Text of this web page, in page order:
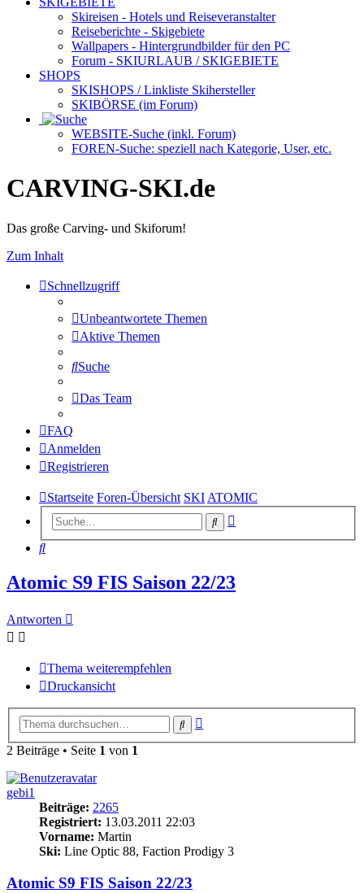
Skireisen - Hotels und Reiseveranstalter
Reiseberichte - Skigebiete
Wallpapers - Hintergrundbilder für den PC
Forum - SKIURLAUB / SKIGEBIETE
SHOPS
SKISHOPS / Linkliste Skihersteller
SKIBÖRSE (im Forum)
WEBSITE-Suche (inkl. Forum)
FOREN-Suche: speziell nach Kategorie, User, etc.
CARVING-SKI.de
Das große Carving- und Skiforum!
Zum Inhalt
Schnellzugriff
Unbeantwortete Themen
Aktive Themen
Suche
Das Team
FAQ
Anmelden
Registrieren
Startseite Foren-Übersicht SKI ATOMIC
Suche
Suche
Atomic S9 FIS Saison 22/23
Antworten
Thema weiterempfehlen
Druckansicht
Suche
2 Beiträge • Seite 1 von 1
gebi1
Beiträge: 2265
Registriert: 13.03.2011 22:03
Vorname: Martin
Ski: Line Optic 88, Faction Prodigy 3
Atomic S9 FIS Saison 22/23